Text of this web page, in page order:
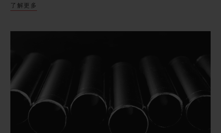
了解更多